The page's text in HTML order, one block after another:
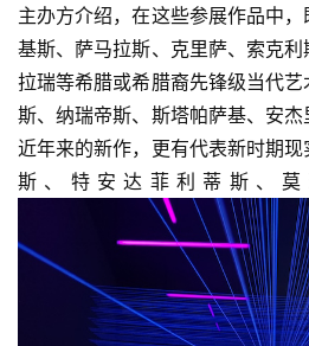
主办方介绍，在这些参展作品中
基斯、萨马拉斯、克里萨、索克
拉瑞等希腊或希腊裔先锋级当代
斯、纳瑞帝斯、斯塔帕萨基、安
近年来的新作，更有代表新时期
斯、特安达菲利蒂斯、莫